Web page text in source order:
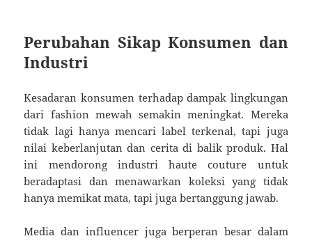
Perubahan Sikap Konsumen dan
Industri
Kesadaran konsumen terhadap dampak lingkungan
dari fashion mewah semakin meningkat. Mereka
tidak lagi hanya mencari label terkenal, tapi juga
nilai keberlanjutan dan cerita di balik produk. Hal
ini mendorong industri haute couture untuk
beradaptasi dan menawarkan koleksi yang tidak
hanya memikat mata, tapi juga bertanggung jawab.
Media dan influencer juga berperan besar dalam